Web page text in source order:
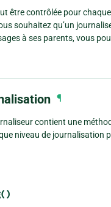
être contrôlée pour
souhaitez qu’un
à ses parents, vous
¶
contient une
niveau de journalisation